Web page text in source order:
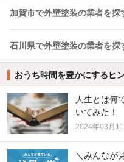
加賀市で外壁塗装の業者を探
石川県で外壁塗装の業者を探
おうち時間を豊かにするヒ
人生とは何
いてみた！
2024年03月11
＼みんなが